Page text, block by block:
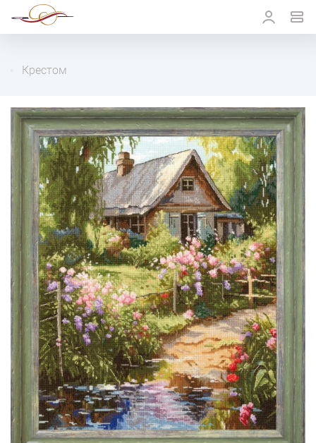
Крестом
1/7
Смотреть видео -
обзор
Смотреть видео - обзор
2
Изображения и цвет представленного товара могут незначительно